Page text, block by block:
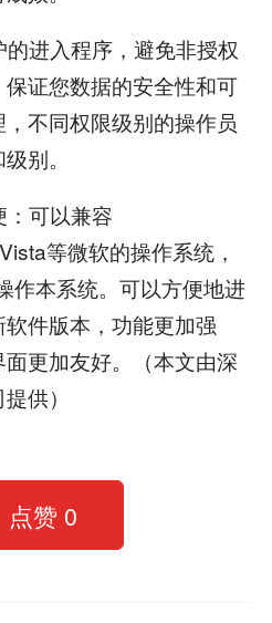
进入程序，避免非授权
证您数据的安全性和可
不同权限级别的操作员
别。
可以兼容
等微软的操作系统，
作本系统。可以方便地进
件版本，功能更加强
更加友好。（本文由深
供）
点赞 0